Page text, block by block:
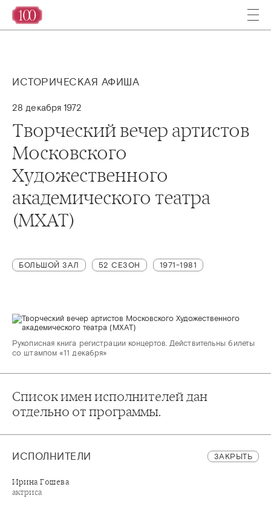
ИСТОРИЧЕСКАЯ АФИША
28 декабря 1972
Творческий вечер артистов
Московского
Художественного
академического театра
(МХАТ)
БОЛЬШОЙ ЗАЛ 52 СЕЗОН 1971-1981
Рукописная книга регистрации концертов. Действительны билеты
со штампом «11 декабря»
Список имен исполнителей дан
отдельно от программы.
ИСПОЛНИТЕЛИ ЗАКРЫТЬ
Ирина Гошева
актриса